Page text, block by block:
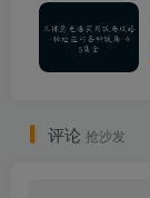
评论 抢沙发